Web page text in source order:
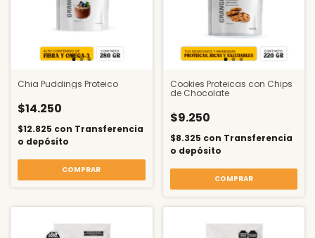
Chia Puddings Proteico
$14.250
$12.825 con Transferencia
o depósito
Cookies Proteicas con Chips
de Chocolate
$9.250
$8.325 con Transferencia
o depósito